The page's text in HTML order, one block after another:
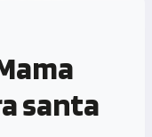
santa